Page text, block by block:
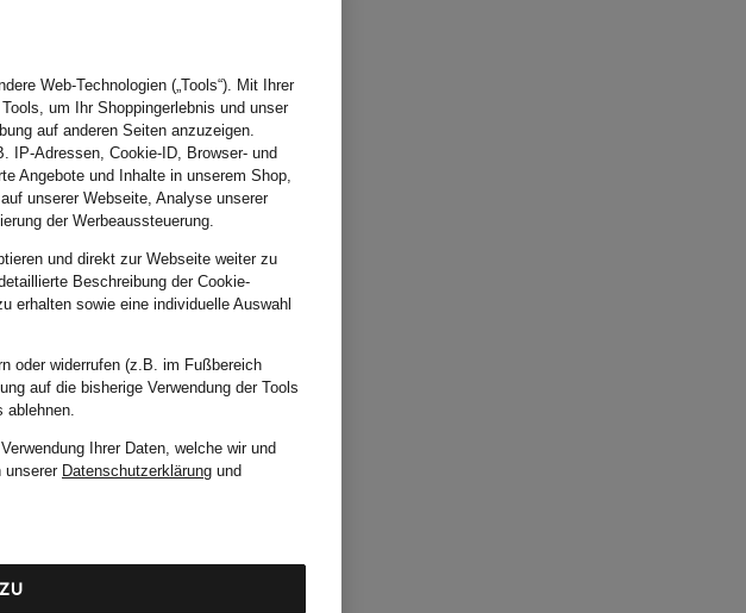
Web-Technologien („Tools“). Mit Ihrer
um Ihr Shoppingerlebnis und unser
auf anderen Seiten anzuzeigen.
IP-Adressen, Cookie-ID, Browser- und
Angebote und Inhalte in unserem Shop,
unserer Webseite, Analyse unserer
der Werbeaussteuerung.
und direkt zur Webseite weiter zu
Beschreibung der Cookie-
erhalten sowie eine individuelle Auswahl
oder widerrufen (z.B. im Fußbereich
auf die bisherige Verwendung der Tools
ablehnen.
Ihrer Daten, welche wir und
unserer Datenschutzerklärung und